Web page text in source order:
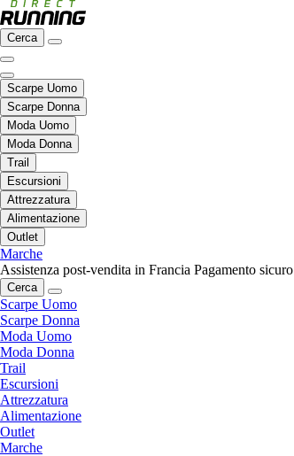
Cerca
Scarpe Uomo
Scarpe Donna
Moda Uomo
Moda Donna
Trail
Escursioni
Attrezzatura
Alimentazione
Outlet
Marche
Assistenza post-vendita in Francia Pagamento sicuro
Cerca
Scarpe Uomo
Scarpe Donna
Moda Uomo
Moda Donna
Trail
Escursioni
Attrezzatura
Alimentazione
Outlet
Marche